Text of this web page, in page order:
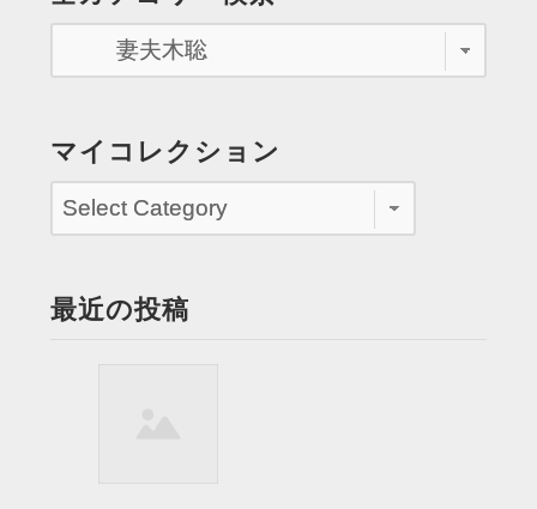
り
四
血
を
噴
る
マイコレクション
最近の投稿